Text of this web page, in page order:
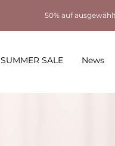
50% auf
SUMMER SALE News